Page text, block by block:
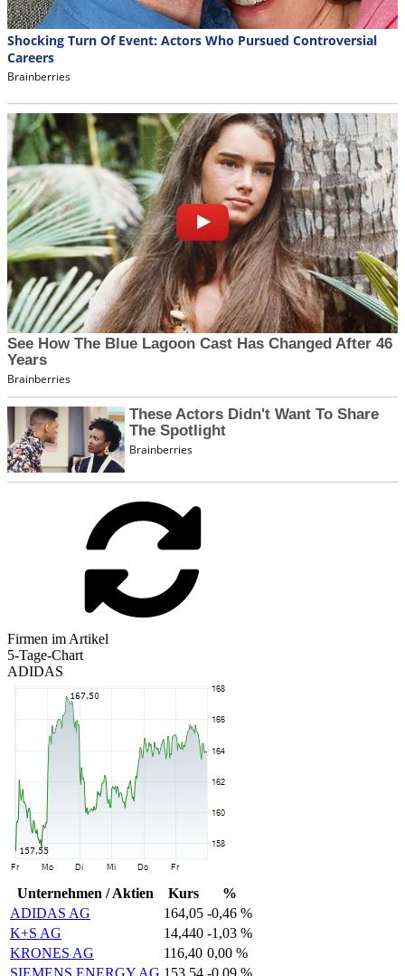
Firmen im Artikel
5-Tage-Chart
ADIDAS
Unternehmen / Aktien Kurs
%
ADIDAS AG
164,05 -0,46 %
K+S AG
14,440 -1,03 %
KRONES AG
116,40 0,00 %